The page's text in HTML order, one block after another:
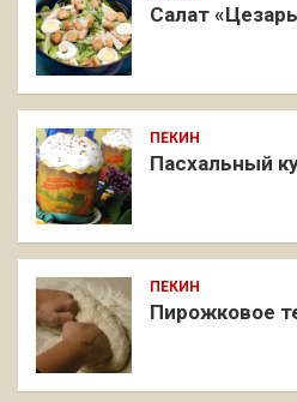
Салат
ПЕКИН
Пасхальный
ПЕКИН
Пирожковое